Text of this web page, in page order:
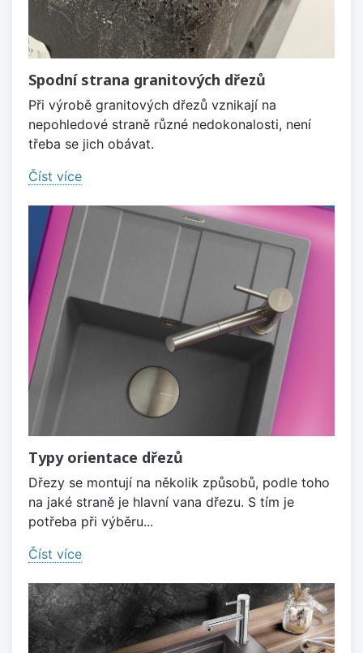
Spodní strana granitových dřezů
Při výrobě granitových dřezů vznikají na
nepohledové straně různé nedokonalosti, není
třeba se jich obávat.
Číst více
Typy orientace dřezů
Dřezy se montují na několik způsobů, podle toho
na jaké straně je hlavní vana dřezu. S tím je
potřeba při výběru...
Číst více